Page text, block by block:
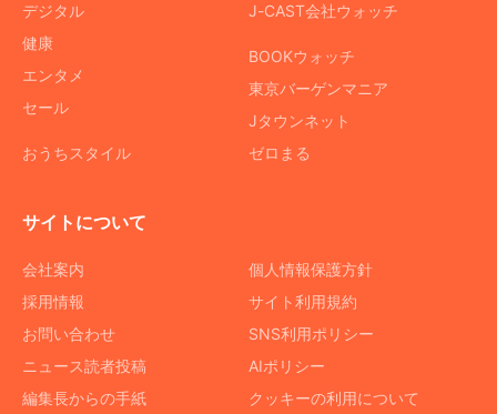
デジタル
健康
エンタメ
セール
おうちスタイル
J-CAST会社ウォッチ
BOOKウォッチ
東京バーゲンマニア
Jタウンネット
ゼロまる
サイトについて
会社案内
採用情報
お問い合わせ
ニュース読者投稿
編集長からの手紙
個人情報保護方針
サイト利用規約
SNS利用ポリシー
AIポリシー
クッキーの利用について